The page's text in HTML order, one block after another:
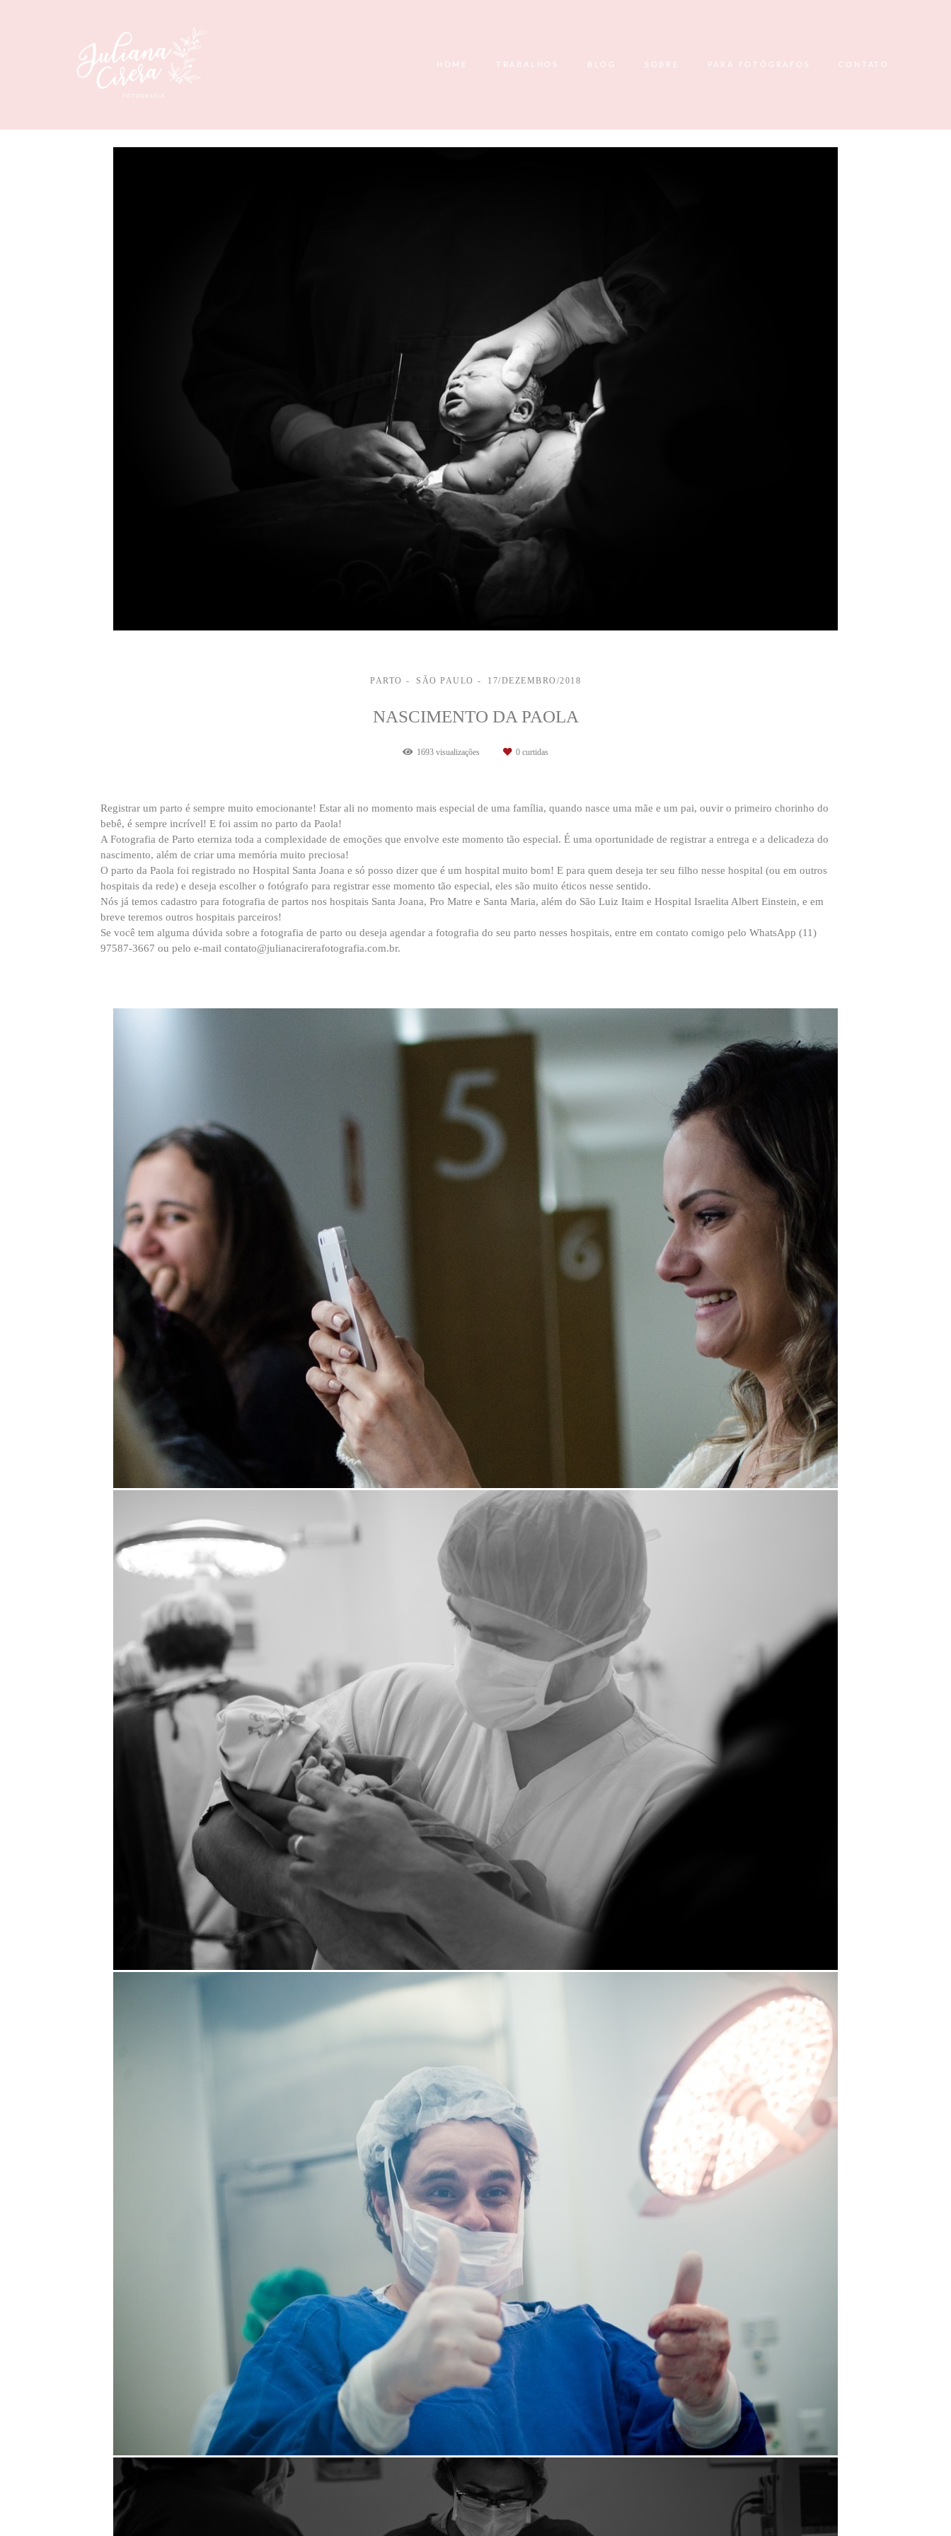
HOME TRABALHOS BLOG SOBRE PARA FOTÓGRAFOS CONTATO
PARTO SÃO PAULO 17/DEZEMBRO/2018
NASCIMENTO DA PAOLA
1693 visualizações 0 curtidas
Registrar um parto é sempre muito emocionante! Estar ali no momento mais especial de uma família, quando nasce uma mãe e um pai, ouvir o primeiro chorinho do
bebê, é sempre incrível! E foi assim no parto da Paola!
A Fotografia de Parto eterniza toda a complexidade de emoções que envolve este momento tão especial. É uma oportunidade de registrar a entrega e a delicadeza do
nascimento, além de criar uma memória muito preciosa!
O parto da Paola foi registrado no Hospital Santa Joana e só posso dizer que é um hospital muito bom! E para quem deseja ter seu filho nesse hospital (ou em outros
hospitais da rede) e deseja escolher o fotógrafo para registrar esse momento tão especial, eles são muito éticos nesse sentido.
Nós já temos cadastro para fotografia de partos nos hospitais Santa Joana, Pro Matre e Santa Maria, além do São Luiz Itaim e Hospital Israelita Albert Einstein, e em
breve teremos outros hospitais parceiros!
Se você tem alguma dúvida sobre a fotografia de parto ou deseja agendar a fotografia do seu parto nesses hospitais, entre em contato comigo pelo WhatsApp (11)
97587-3667 ou pelo e-mail contato@julianacirerafotografia.com.br.